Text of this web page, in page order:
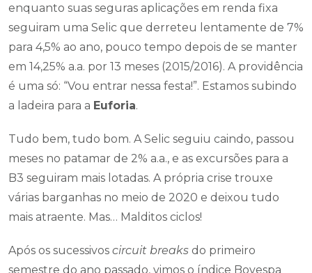
enquanto suas seguras aplicações em renda fixa
seguiram uma Selic que derreteu lentamente de 7%
para 4,5% ao ano, pouco tempo depois de se manter
em 14,25% a.a. por 13 meses (2015/2016). A providência
é uma só: “Vou entrar nessa festa!”. Estamos subindo
a ladeira para a Euforia.
Tudo bem, tudo bom. A Selic seguiu caindo, passou
meses no patamar de 2% a.a., e as excursões para a
B3 seguiram mais lotadas. A própria crise trouxe
várias barganhas no meio de 2020 e deixou tudo
mais atraente. Mas… Malditos ciclos!
Após os sucessivos circuit breaks do primeiro
semestre do ano passado, vimos o índice Bovespa